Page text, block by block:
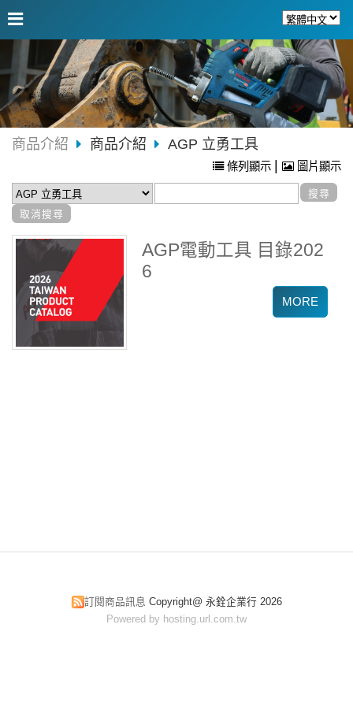
商品介紹 商品介紹 AGP 立勇工具
條列顯示 | 圖片顯示
AGP電動工具 目錄202
6
訂閱商品訊息 Copyright@ 永銓企業行 2026
Powered by hosting.url.com.tw